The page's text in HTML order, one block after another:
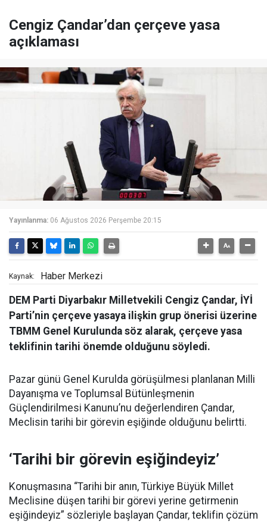
Cengiz Çandar’dan çerçeve yasa
açıklaması
Yayınlanma: 06 Ağustos 2026 Perşembe 20:15
Kaynak: Haber Merkezi
DEM Parti Diyarbakır Milletvekili Cengiz Çandar, İYİ
Parti’nin çerçeve yasaya ilişkin grup önerisi üzerine
TBMM Genel Kurulunda söz alarak, çerçeve yasa
teklifinin tarihi önemde olduğunu söyledi.
Pazar günü Genel Kurulda görüşülmesi planlanan Milli
Dayanışma ve Toplumsal Bütünleşmenin
Güçlendirilmesi Kanunu’nu değerlendiren Çandar,
Meclisin tarihi bir görevin eşiğinde olduğunu belirtti.
‘Tarihi bir görevin eşiğindeyiz’
Konuşmasına “Tarihi bir anın, Türkiye Büyük Millet
Meclisine düşen tarihi bir görevi yerine getirmenin
eşiğindeyiz” sözleriyle başlayan Çandar, teklifin çözüm